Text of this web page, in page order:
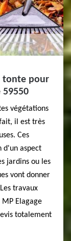
tonte pour
59550
végétations
il est très
Ces
d'un aspect
jardins ou les
vont donner
travaux
Elagage
totalement